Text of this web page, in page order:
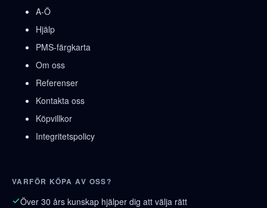
A-Ö
Hjälp
PMS-färgkarta
Om oss
Referenser
Kontakta oss
Köpvillkor
Integritetspolicy
VARFÖR KÖPA AV OSS?
Över 30 års kunskap hjälper dig att välja rätt